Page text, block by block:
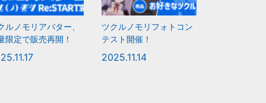
ルノモリアバター、
限定で販売再開！
ツクルノモリフォトコン
テスト開催！
2025.11.14